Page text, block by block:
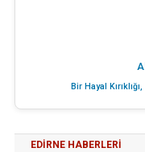
Bir Hayal
EDIRNE HABERLERI